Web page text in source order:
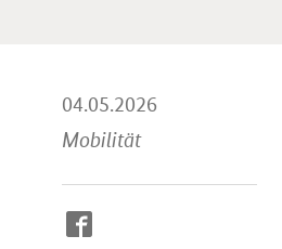
04.05.2026
Mobilität
So